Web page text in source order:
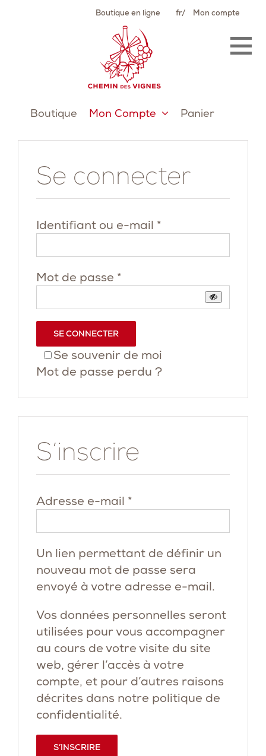
Boutique en ligne fr Mon compte
Boutique Mon Compte Panier
Se connecter
Identifiant ou e-mail *
Mot de passe *
Se souvenir de moi
SE CONNECTER
Mot de passe perdu ?
S’inscrire
Adresse e-mail *
Un lien permettant de définir un
nouveau mot de passe sera
envoyé à votre adresse e-mail.
Vos données personnelles seront
utilisées pour vous accompagner
au cours de votre visite du site
web, gérer l’accès à votre
compte, et pour d’autres raisons
décrites dans notre politique de
confidentialité.
S’INSCRIRE